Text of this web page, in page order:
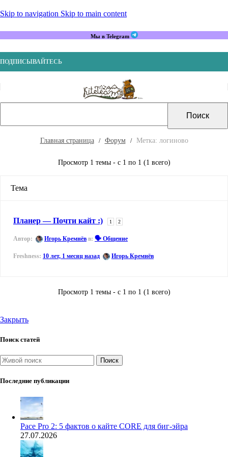
Skip to navigation Skip to main content
Мы в Telegram
ПОДПИСЫВАЙТЕСЬ
Главная страница Форум Метка: логиново
Просмотр 1 темы - с 1 по 1 (1 всего)
Тема
Планер — Почти кайт :) 1 2
Автор: Игорь Кремнёв в: 🗣️ Общение
10 лет, 1 месяц назад Игорь Кремнёв
Просмотр 1 темы - с 1 по 1 (1 всего)
Закрыть
Поиск статей
Поиск
Последние публикации
Pace Pro 2: 5 фактов о кайте CORE для биг-эйра
27.07.2026